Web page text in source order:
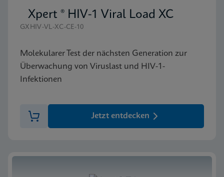
Xpert ® HIV-1 Viral Load XC
GXHIV-VL-XC-CE-10
Molekularer Test der nächsten Generation zur
Überwachung von Viruslast und HIV-1-
Infektionen
Jetzt entdecken